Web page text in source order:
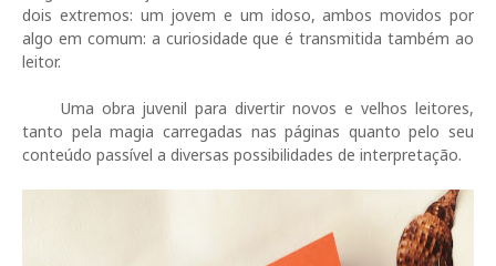
dois extremos: um jovem e um idoso, ambos movidos por
algo em comum: a curiosidade que é transmitida também ao
leitor.
Uma obra juvenil para divertir novos e velhos leitores,
tanto pela magia carregadas nas páginas quanto pelo seu
conteúdo passível a diversas possibilidades de interpretação.